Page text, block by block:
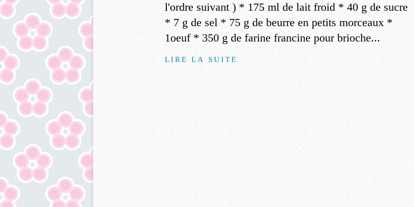
l'ordre suivant ) * 175 ml de lait froid * 40 g de sucre
* 7 g de sel * 75 g de beurre en petits morceaux *
1oeuf * 350 g de farine francine pour brioche...
LIRE LA SUITE